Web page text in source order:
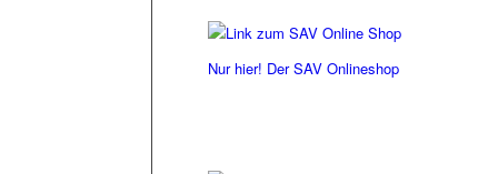
Nur hier! Der SAV Onlineshop